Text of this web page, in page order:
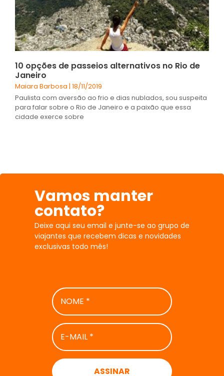
10 opções de passeios alternativos no Rio de
Janeiro
Maiara Barbosa 18/11/2019
Paulista com aversão ao frio e dias nublados, sou suspeita
para falar sobre o Rio de Janeiro e a paixão que essa
cidade exerce sobre
Vamos manter
contato?
Deixe aqui seu email e junte-se ao grupo de
viajantes que recebem dicas e novidades
exclusivas todo mês!
NOME
*
E-
MAIL
*